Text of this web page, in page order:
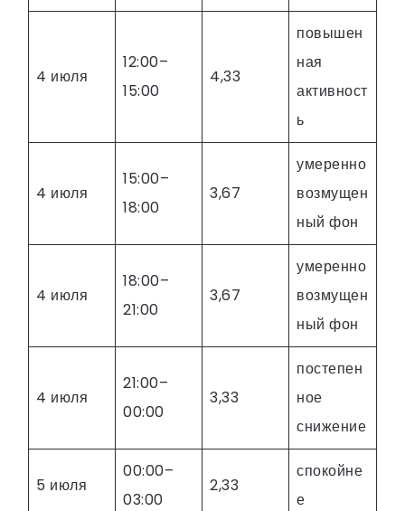
4 июля
12:00–
15:00
4,33
повышен
ная
активност
ь
4 июля
15:00–
18:00
3,67
умеренно
возмущен
ный фон
4 июля
18:00–
21:00
3,67
умеренно
возмущен
ный фон
4 июля
21:00–
00:00
3,33
постепен
ное
снижение
5 июля
00:00–
03:00
2,33
спокойне
е